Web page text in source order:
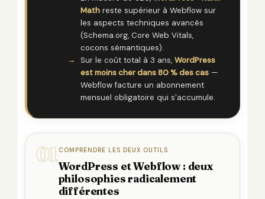
Math reste supérieur à Webflow sur
les aspects techniques avancés
(Schema.org, Core Web Vitals,
cocons sémantiques).
Sur le coût total à 3 ans,WordPress
est moins cher dans 80 % des cas —
Webflow facture un abonnement
mensuel obligatoire qui s'accumule.
01COMPRENDRE LES DEUX OUTILS
WordPress et Webflow : deux
philosophies radicalement
différentes